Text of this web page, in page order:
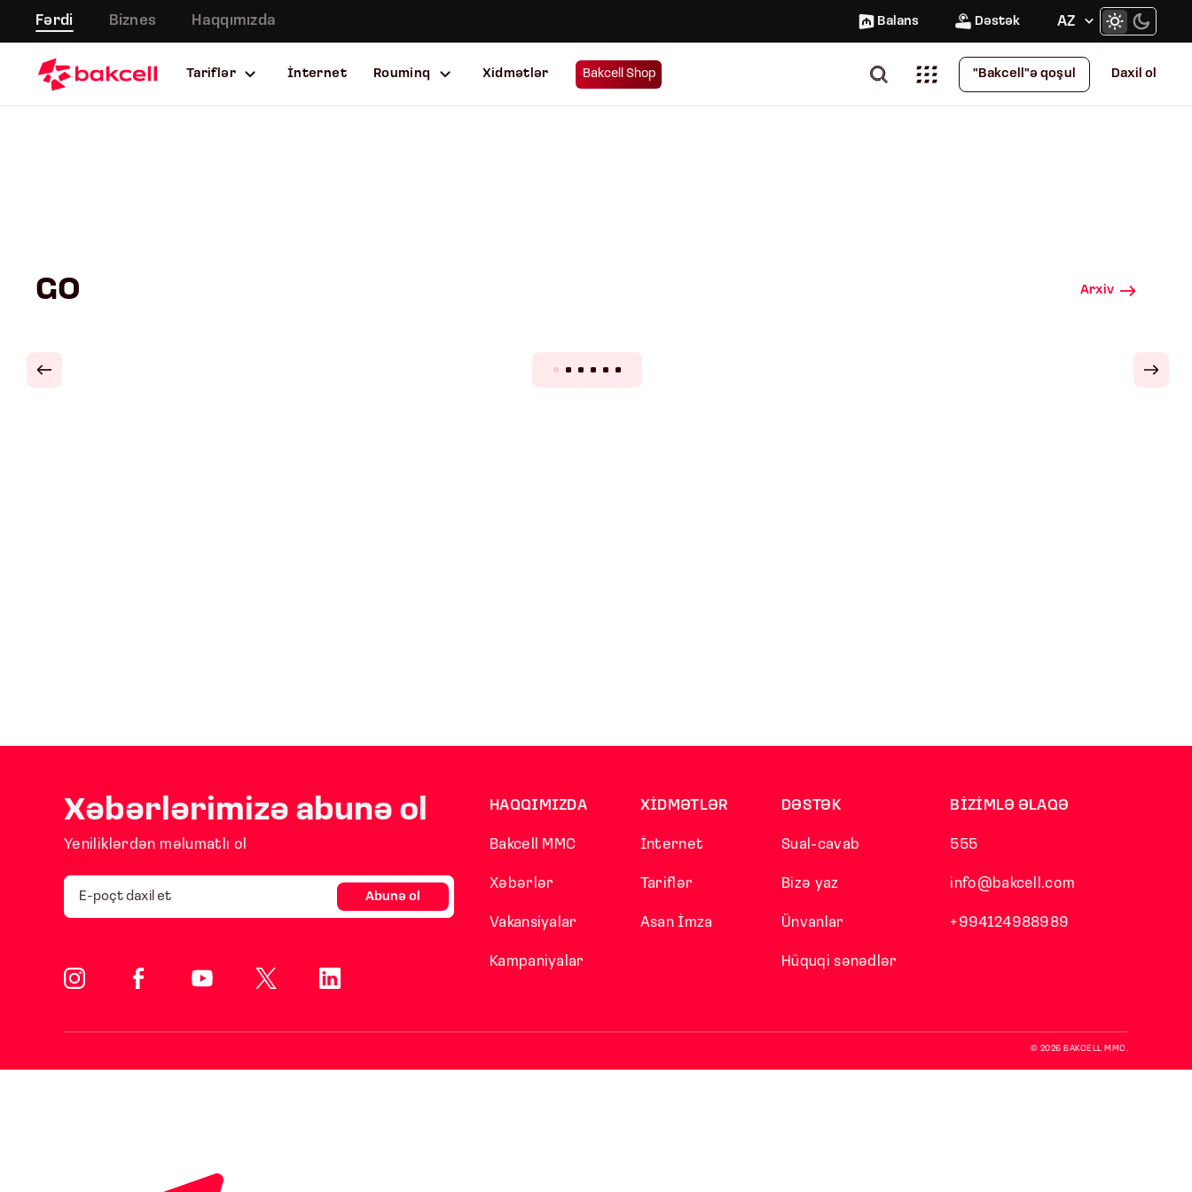
Fərdi Biznes Haqqımızda Balans Dəstək AZ
Tariflər İnternet Rouminq Xidmətlər Bakcell Shop "Bakcell"ə qoşul Daxil ol
GO Arxiv
Xəbərlərimizə abunə ol
Yeniliklərdən məlumatlı ol
Abunə ol
HAQQIMIZDA
Bakcell MMC
Xəbərlər
Vakansiyalar
Kampaniyalar
XİDMƏTLƏR
İnternet
Tariflər
Asan İmza
DƏSTƏK
Sual-cavab
Bizə yaz
Ünvanlar
Hüquqi sənədlər
BİZİMLƏ ƏLAQƏ
555
info@bakcell.com
+994124988989
© 2026 BAKCELL MMC.